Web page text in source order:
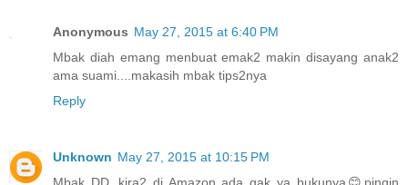
Anonymous May 27, 2015 at 6:40 PM
Mbak diah emang menbuat emak2 makin disayang anak2
ama suami....makasih mbak tips2nya
Reply
Unknown May 27, 2015 at 10:15 PM